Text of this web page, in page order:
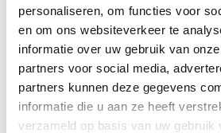
personaliseren, om functies voor
en om ons websiteverkeer te
informatie over uw gebruik van
partners voor social media,
partners kunnen deze gegevens
informatie die u aan ze heeft
verzameld op basis van uw gebruik